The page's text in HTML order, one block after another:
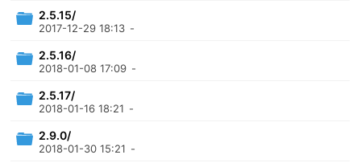
2.5.15/
2017-12-29 18:13 -
2.5.16/
2018-01-08 17:09 -
2.5.17/
2018-01-16 18:21 -
2.9.0/
2018-01-30 15:21 -